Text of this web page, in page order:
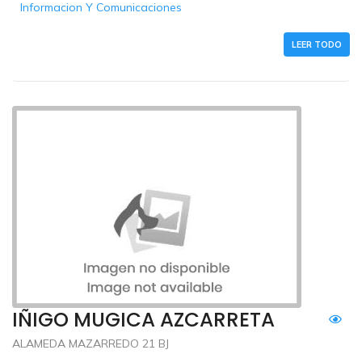
Informacion Y Comunicaciones
LEER TODO
IÑIGO MUGICA AZCARRETA
ALAMEDA MAZARREDO 21 BJ